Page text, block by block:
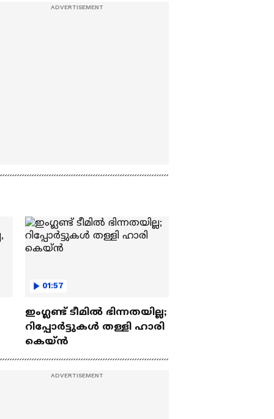
സ്മൃതിസ്തൂപം; TV
01:57
ഇംഗ്ലണ്ട് ടീമിൽ ഭിന്നതയില്ല;
റിപ്പോർട്ടുകൾ തള്ളി ഹാരി
കെയ്ൻ